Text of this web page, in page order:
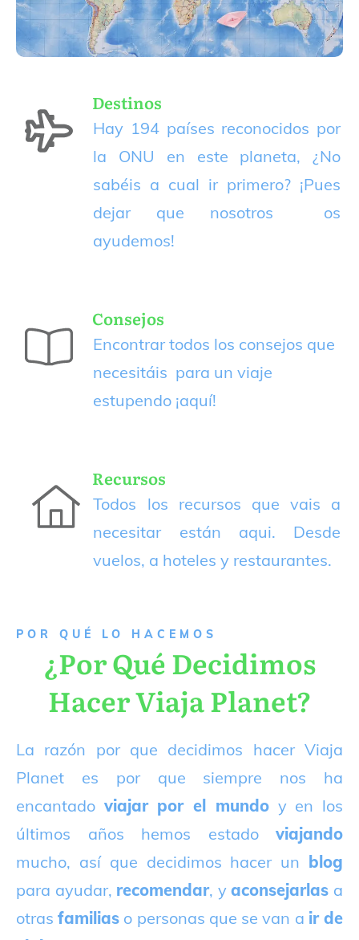
Destinos
Hay 194 países reconocidos por
la ONU en este planeta, ¿No
sabéis a cual ir primero? ¡Pues
dejar que nosotros os
ayudemos!
Consejos
Encontrar todos los consejos que
necesitáis para un viaje
estupendo ¡aquí!
Recursos
Todos los recursos que vais a
necesitar están aqui. Desde
vuelos, a hoteles y restaurantes.
P OR QUÉ LO HACEMOS
¿Por Qué Decidimos
Hacer Viaja Planet?
La razón por que decidimos hacer Viaja
Planet es por que siempre nos ha
encantado viajar por el mundoy en los
últimos años hemos estado viajando
mucho, así que decidimos hacer un blog
para ayudar, recomendar, yaconsejarlas a
otrasfamilias o personas que se van a ir de